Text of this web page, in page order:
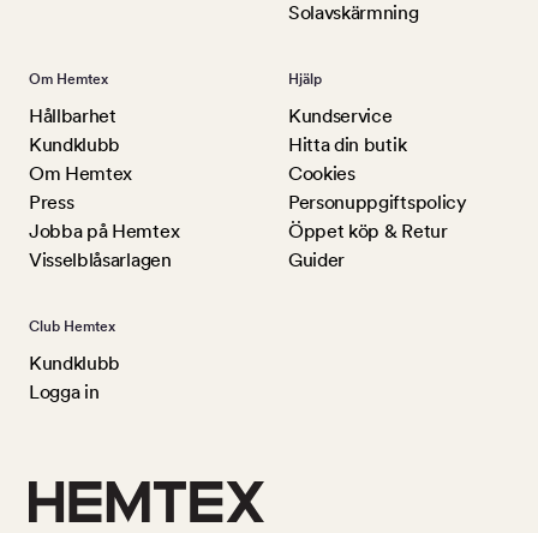
Solavskärmning
Om Hemtex
Hållbarhet
Kundklubb
Om Hemtex
Press
Jobba på Hemtex
Visselblåsarlagen
Hjälp
Kundservice
Hitta din butik
Cookies
Personuppgiftspolicy
Öppet köp & Retur
Guider
Club Hemtex
Kundklubb
Logga in